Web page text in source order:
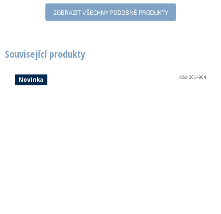
Související produkty
Novinka Kód:2014904
ZOBRAZIT VŠECHNY PODOBNÉ PRODUKTY